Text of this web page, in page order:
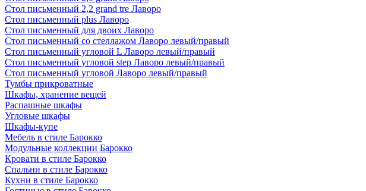
Стол письменный 2,2 grand tre Лаворо
Стол письменный plus Лаворо
Стол письменный для двоих Лаворо
Стол письменный со стеллажом Лаворо левый/правый
Стол письменный угловой L Лаворо левый/правый
Стол письменный угловой step Лаворо левый/правый
Стол письменный угловой Лаворо левый/правый
Тумбы прикроватные
Шкафы, хранение вещей
Распашные шкафы
Угловые шкафы
Шкафы-купе
Мебель в стиле Барокко
Модульные коллекции Барокко
Кровати в стиле Барокко
Спальни в стиле Барокко
Кухни в стиле Барокко